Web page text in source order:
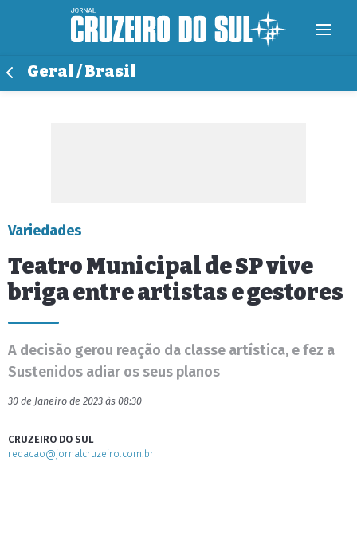
Geral / Brasil
Variedades
Teatro Municipal de SP vive
briga entre artistas e gestores
A decisão gerou reação da classe artística, e fez a
Sustenidos adiar os seus planos
30 de Janeiro de 2023 às 08:30
CRUZEIRO DO SUL
redacao@jornalcruzeiro.com.br